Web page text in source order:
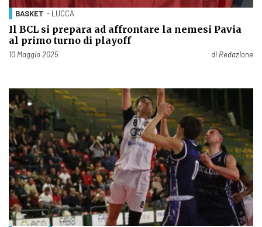
BASKET - LUCCA
Il BCL si prepara ad affrontare la nemesi Pavia
al primo turno di playoff
Pubblicato il
10 Maggio 2025 di Redazione